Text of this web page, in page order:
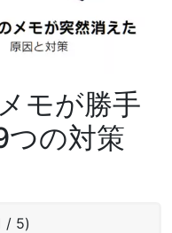
モが勝手
の対策
/ 5)